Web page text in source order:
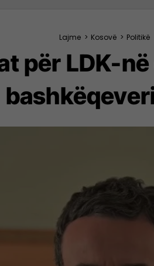
Lajme > Kosovë > Politikë
për LDK-